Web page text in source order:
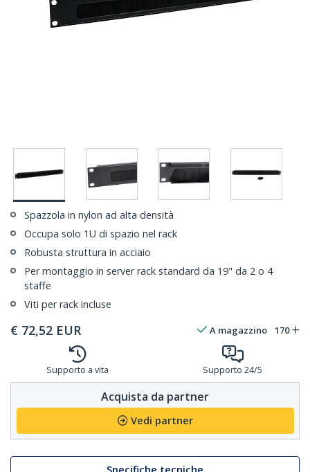
Spazzola in nylon ad alta densità
Occupa solo 1U di spazio nel rack
Robusta struttura in acciaio
Per montaggio in server rack standard da 19" da 2 o 4
staffe
Viti per rack incluse
€ 72,52 EUR A magazzino 170
Supporto a vita Supporto 24/5
Acquista da partner
Vedi partner
Specifiche tecniche